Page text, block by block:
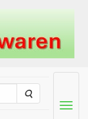
Zoeken
Menu